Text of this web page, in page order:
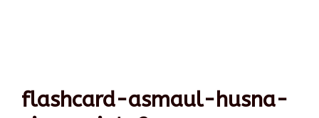
flashcard-asmaul-husna-